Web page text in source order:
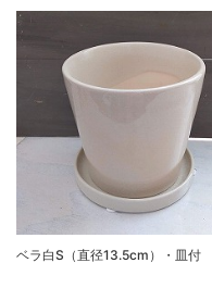
ベラ白S（直径13.5cm）・皿付